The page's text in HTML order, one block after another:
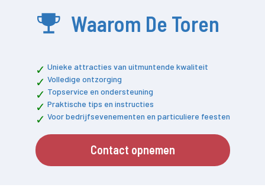
Waarom De Toren
Unieke attracties van uitmuntende kwaliteit
Volledige ontzorging
Topservice en ondersteuning
Praktische tips en instructies
Voor bedrijfsevenementen en particuliere feesten
Contact opnemen